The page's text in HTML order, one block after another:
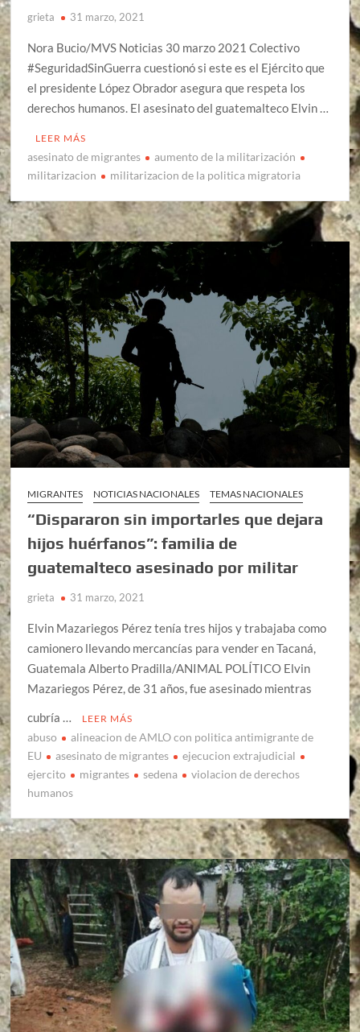
grieta 31 marzo, 2021
Nora Bucio/MVS Noticias 30 marzo 2021 Colectivo
#SeguridadSinGuerra cuestionó si este es el Ejército que
el presidente López Obrador asegura que respeta los
derechos humanos. El asesinato del guatemalteco Elvin …
LEER MÁS
asesinato de migrantes
aumento de la militarización
militarizacion
militarizacion de la politica migratoria
MIGRANTES NOTICIAS NACIONALES TEMAS NACIONALES
“Dispararon sin importarles que dejara
hijos huérfanos”: familia de
guatemalteco asesinado por militar
grieta 31 marzo, 2021
Elvin Mazariegos Pérez tenía tres hijos y trabajaba como
camionero llevando mercancías para vender en Tacaná,
Guatemala Alberto Pradilla/ANIMAL POLÍTICO Elvin
Mazariegos Pérez, de 31 años, fue asesinado mientras
cubría …
LEER MÁS
abuso
alineacion de AMLO con politica antimigrante de
EU
asesinato de migrantes
ejecucion extrajudicial
ejercito
migrantes sedena
violacion de derechos
humanos